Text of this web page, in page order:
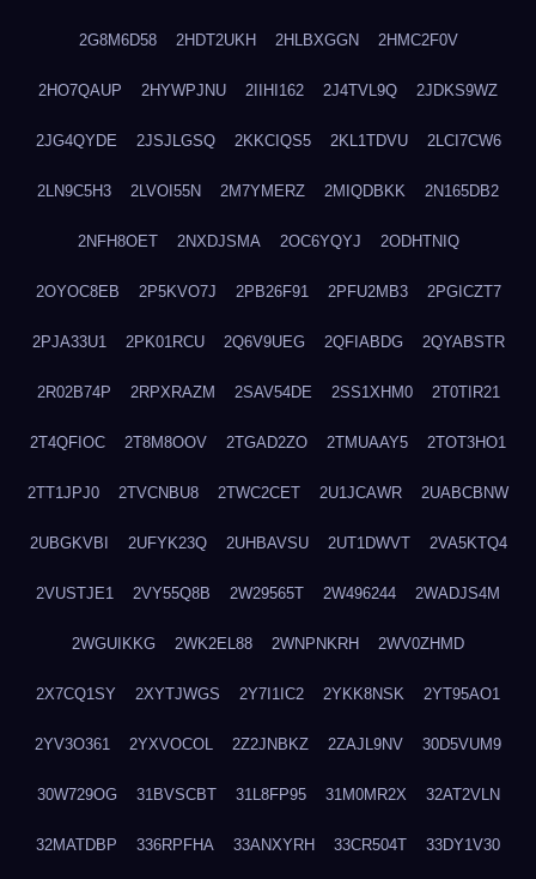
2G8M6D58 2HDT2UKH 2HLBXGGN 2HMC2F0V
2HO7QAUP 2HYWPJNU 2IIHI162 2J4TVL9Q 2JDKS9WZ
2JG4QYDE 2JSJLGSQ 2KKCIQS5 2KL1TDVU 2LCI7CW6
2LN9C5H3 2LVOI55N 2M7YMERZ 2MIQDBKK 2N165DB2
2NFH8OET 2NXDJSMA 2OC6YQYJ 2ODHTNIQ
2OYOC8EB 2P5KVO7J 2PB26F91 2PFU2MB3 2PGICZT7
2PJA33U1 2PK01RCU 2Q6V9UEG 2QFIABDG 2QYABSTR
2R02B74P 2RPXRAZM 2SAV54DE 2SS1XHM0 2T0TIR21
2T4QFIOC 2T8M8OOV 2TGAD2ZO 2TMUAAY5 2TOT3HO1
2TT1JPJ0 2TVCNBU8 2TWC2CET 2U1JCAWR 2UABCBNW
2UBGKVBI 2UFYK23Q 2UHBAVSU 2UT1DWVT 2VA5KTQ4
2VUSTJE1 2VY55Q8B 2W29565T 2W496244 2WADJS4M
2WGUIKKG 2WK2EL88 2WNPNKRH 2WV0ZHMD
2X7CQ1SY 2XYTJWGS 2Y7I1IC2 2YKK8NSK 2YT95AO1
2YV3O361 2YXVOCOL 2Z2JNBKZ 2ZAJL9NV 30D5VUM9
30W729OG 31BVSCBT 31L8FP95 31M0MR2X 32AT2VLN
32MATDBP 336RPFHA 33ANXYRH 33CR504T 33DY1V30